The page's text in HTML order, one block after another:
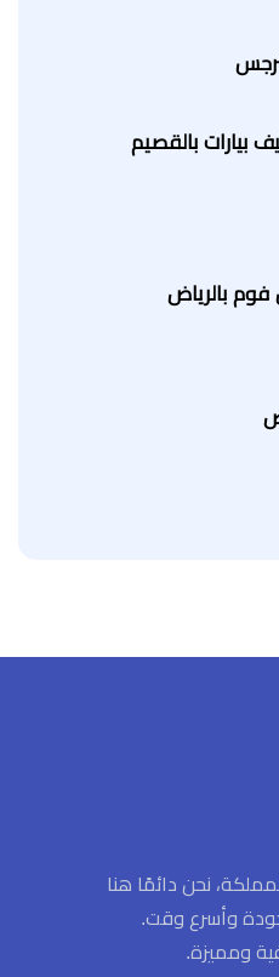
بيارات بالقصيم
بالرياض
نحن دائمًا هنا
وأسرع وقت.
ومميزة.